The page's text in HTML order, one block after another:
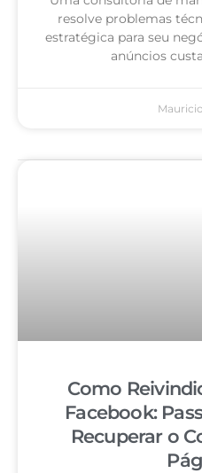
resolve problemas
estratégica para seu
anúncios
Como
Facebook:
Recuperar o